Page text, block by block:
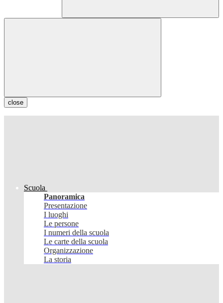
close
Scuola
Panoramica
Presentazione
I luoghi
Le persone
I numeri della scuola
Le carte della scuola
Organizzazione
La storia